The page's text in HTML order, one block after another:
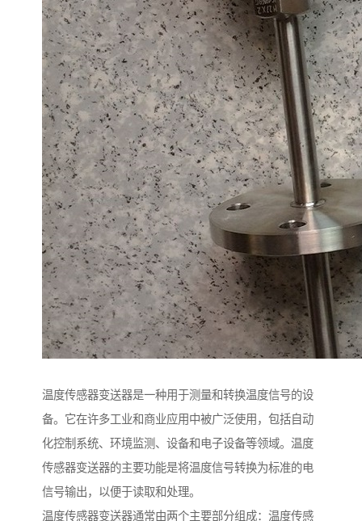
温度传感器变送器是一种用于测量和转换温度信号的设
备。它在许多工业和商业应用中被广泛使用，包括自动
化控制系统、环境监测、设备和电子设备等领域。温度
传感器变送器的主要功能是将温度信号转换为标准的电
信号输出，以便于读取和处理。
温度传感器变送器通常由两个主要部分组成：温度传感